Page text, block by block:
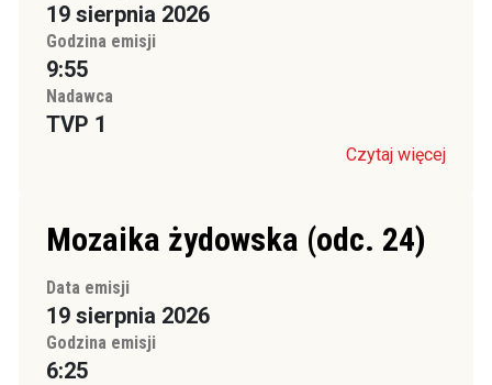
19 sierpnia 2026
Godzina emisji
9:55
Nadawca
TVP 1
Czytaj więcej
Mozaika żydowska (odc. 24)
Data emisji
19 sierpnia 2026
Godzina emisji
6:25